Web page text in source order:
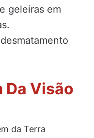
geleiras em
Da Visão
da Terra